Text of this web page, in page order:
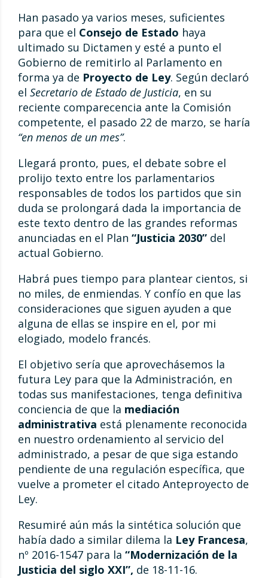
Han pasado ya varios meses, suficientes
para que el Consejo de Estado haya
ultimado su Dictamen y esté a punto el
Gobierno de remitirlo al Parlamento en
forma ya de Proyecto de Ley. Según declaró
el Secretario de Estado de Justicia, en su
reciente comparecencia ante la Comisión
competente, el pasado 22 de marzo, se haría
“en menos de un mes”.
Llegará pronto, pues, el debate sobre el
prolijo texto entre los parlamentarios
responsables de todos los partidos que sin
duda se prolongará dada la importancia de
este texto dentro de las grandes reformas
anunciadas en el Plan “Justicia 2030” del
actual Gobierno.
Habrá pues tiempo para plantear cientos, si
no miles, de enmiendas. Y confío en que las
consideraciones que siguen ayuden a que
alguna de ellas se inspire en el, por mi
elogiado, modelo francés.
El objetivo sería que aprovechásemos la
futura Ley para que la Administración, en
todas sus manifestaciones, tenga definitiva
conciencia de que la mediación
administrativa está plenamente reconocida
en nuestro ordenamiento al servicio del
administrado, a pesar de que siga estando
pendiente de una regulación específica, que
vuelve a prometer el citado Anteproyecto de
Ley.
Resumiré aún más la sintética solución que
había dado a similar dilema la Ley Francesa,
nº 2016-1547 para la “Modernización de la
Justicia del siglo XXI”, de 18-11-16.